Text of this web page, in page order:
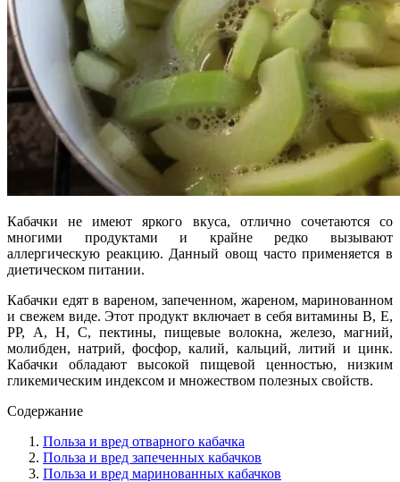
Кабачки не имеют яркого вкуса, отлично сочетаются со
многими продуктами и крайне редко вызывают
аллергическую реакцию. Данный овощ часто применяется в
диетическом питании.
Кабачки едят в вареном, запеченном, жареном, маринованном
и свежем виде. Этот продукт включает в себя витамины В, Е,
РР, А, Н, С, пектины, пищевые волокна, железо, магний,
молибден, натрий, фосфор, калий, кальций, литий и цинк.
Кабачки обладают высокой пищевой ценностью, низким
гликемическим индексом и множеством полезных свойств.
Содержание
Польза и вред отварного кабачка
Польза и вред запеченных кабачков
Польза и вред маринованных кабачков